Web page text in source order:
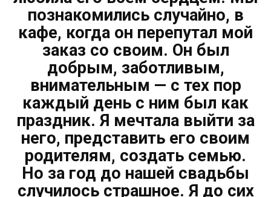
познакомились случайно, в
кафе, когда он перепутал мой
заказ со своим. Он был
добрым, заботливым,
внимательным — с тех пор
каждый день с ним был как
праздник. Я мечтала выйти за
него, представить его своим
родителям, создать семью.
Но за год до нашей свадьбы
случилось страшное. Я до сих